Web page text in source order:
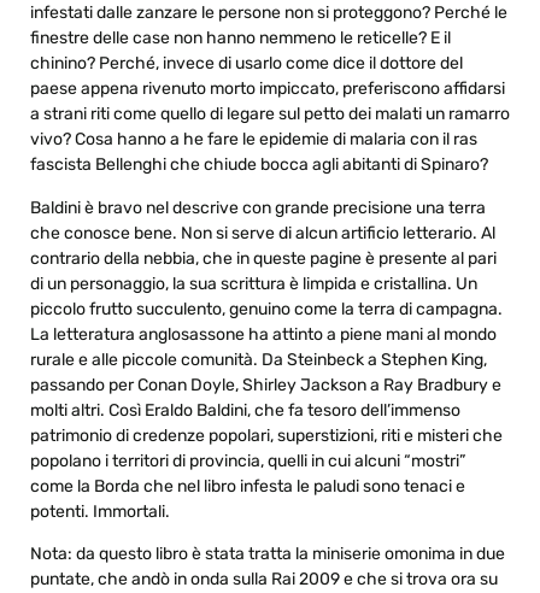
infestati dalle zanzare le persone non si proteggono? Perché le
finestre delle case non hanno nemmeno le reticelle? E il
chinino? Perché, invece di usarlo come dice il dottore del
paese appena rivenuto morto impiccato, preferiscono affidarsi
a strani riti come quello di legare sul petto dei malati un ramarro
vivo? Cosa hanno a he fare le epidemie di malaria con il ras
fascista Bellenghi che chiude bocca agli abitanti di Spinaro?
Baldini è bravo nel descrive con grande precisione una terra
che conosce bene. Non si serve di alcun artificio letterario. Al
contrario della nebbia, che in queste pagine è presente al pari
di un personaggio, la sua scrittura è limpida e cristallina. Un
piccolo frutto succulento, genuino come la terra di campagna.
La letteratura anglosassone ha attinto a piene mani al mondo
rurale e alle piccole comunità. Da Steinbeck a Stephen King,
passando per Conan Doyle, Shirley Jackson a Ray Bradbury e
molti altri. Così Eraldo Baldini, che fa tesoro dell’immenso
patrimonio di credenze popolari, superstizioni, riti e misteri che
popolano i territori di provincia, quelli in cui alcuni “mostri”
come la Borda che nel libro infesta le paludi sono tenaci e
potenti. Immortali.
Nota: da questo libro è stata tratta la miniserie omonima in due
puntate, che andò in onda sulla Rai 2009 e che si trova ora su